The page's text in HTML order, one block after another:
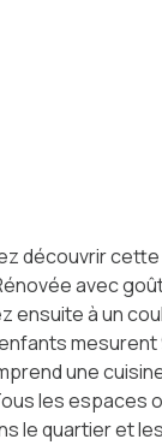
découvrir
avec
à un
une
les
le quartier et